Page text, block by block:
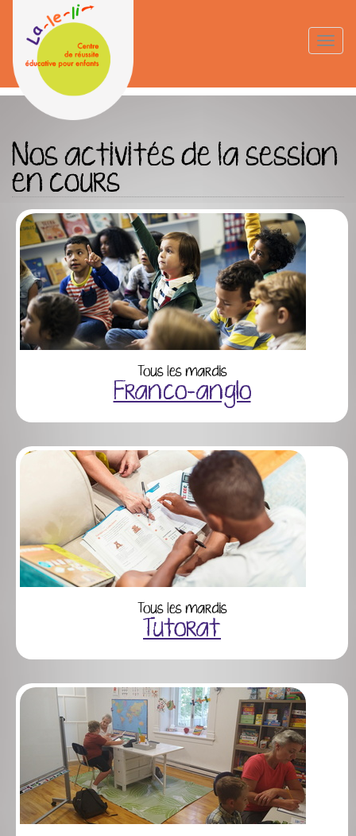
contenu
principal
Toggle
Calendrier
Nos activités de la session
en cours
Tous les mardis
Franco-anglo
Tous les mardis
Tutorat